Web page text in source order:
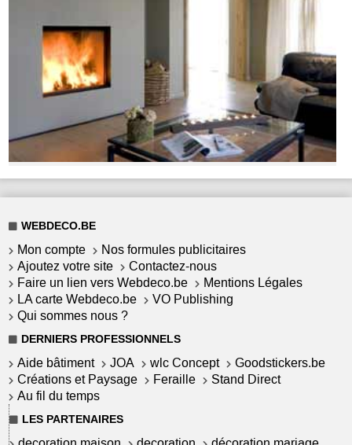
WEBDECO.BE
Mon compte
Nos formules publicitaires
Ajoutez votre site
Contactez-nous
Faire un lien vers Webdeco.be
Mentions Légales
LA carte Webdeco.be
VO Publishing
Qui sommes nous ?
DERNIERS PROFESSIONNELS
Aide bâtiment JOA wlc Concept
Goodstickers.be
Créations et Paysage
Feraille
Stand Direct
Au fil du temps
LES PARTENAIRES